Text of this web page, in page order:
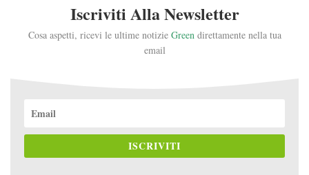
Iscriviti Alla Newsletter
Cosa aspetti, ricevi le ultime notizie Greendirettamente nella tua
email
ISCRIVITI